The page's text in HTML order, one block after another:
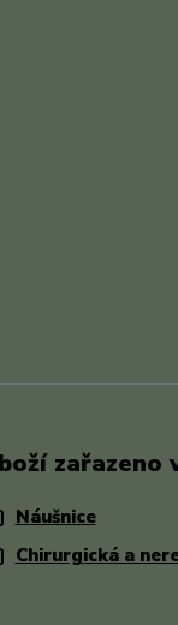
zařazeno
Náušnice
Chirurgická a